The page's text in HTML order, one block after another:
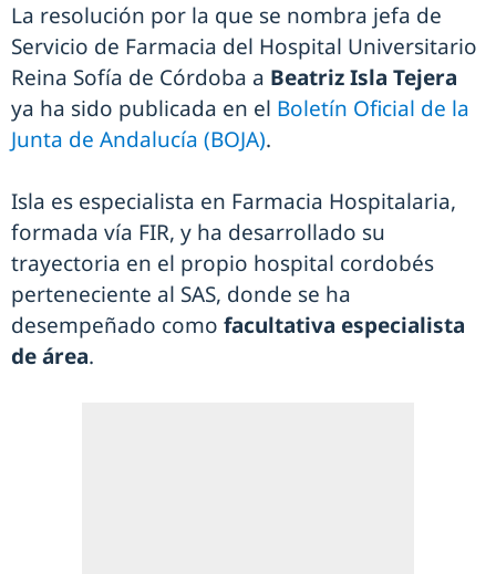
La resolución por la que se nombra jefa de
Servicio de Farmacia del Hospital Universitario
Reina Sofía de Córdoba a Beatriz Isla Tejera
ya ha sido publicada en el Boletín Oficial de la
Junta de Andalucía (BOJA).
Isla es especialista en Farmacia Hospitalaria,
formada vía FIR, y ha desarrollado su
trayectoria en el propio hospital cordobés
perteneciente al SAS, donde se ha
desempeñado como facultativa especialista
de área.